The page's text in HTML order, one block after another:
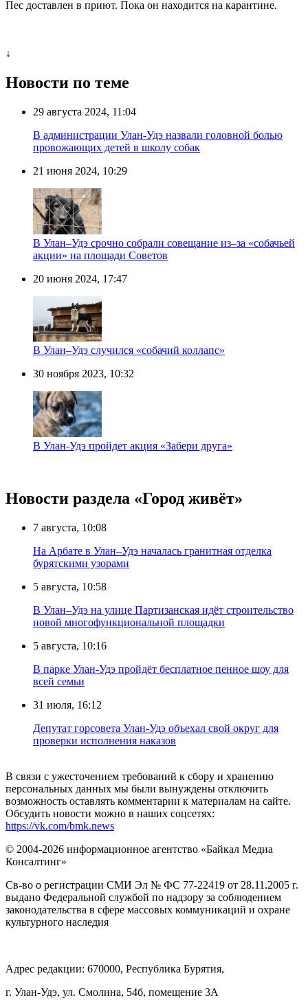
Пес доставлен в приют. Пока он находится на карантине.
↓
Новости по теме
29 августа 2024, 11:04
В администрации Улан-Удэ назвали головной болью
провожающих детей в школу собак
21 июня 2024, 10:29
В Улан–Удэ срочно собрали совещание из–за «собачьей
акции» на площади Советов
20 июня 2024, 17:47
В Улан–Удэ случился «собачий коллапс»
30 ноября 2023, 10:32
В Улан-Удэ пройдет акция «Забери друга»
Новости раздела «Город живёт»
7 августа, 10:08
На Арбате в Улан–Удэ началась гранитная отделка
бурятскими узорами
5 августа, 10:58
В Улан–Удэ на улице Партизанская идёт строительство
новой многофункциональной площадки
5 августа, 10:16
В парке Улан-Удэ пройдёт бесплатное пенное шоу для
всей семьи
31 июля, 16:12
Депутат горсовета Улан-Удэ объехал свой округ для
проверки исполнения наказов
В связи с ужесточением требований к сбору и хранению
персональных данных мы были вынуждены отключить
возможность оставлять комментарии к материалам на сайте.
Обсудить новости можно в наших соцсетях:
https://vk.com/bmk.news
© 2004-2026 информационное агентство «Байкал Медиа
Консалтинг»
Св-во о регистрации СМИ Эл № ФС 77-22419 от 28.11.2005 г.
выдано Федеральной службой по надзору за соблюдением
законодательства в сфере массовых коммуникаций и охране
культурного наследия
Адрес редакции: 670000, Республика Бурятия,
г. Улан-Удэ, ул. Смолина, 54б, помещение 3А